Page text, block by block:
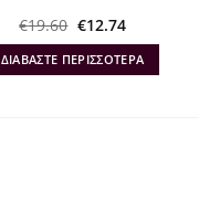
€19.60 Original
price
was:
€19.60.
€12.74Η
τρέχουσα
τιμή
είναι:
€12.74.
ΔΙΑΒΆΣΤΕ ΠΕΡΙΣΣΌΤΕΡΑ